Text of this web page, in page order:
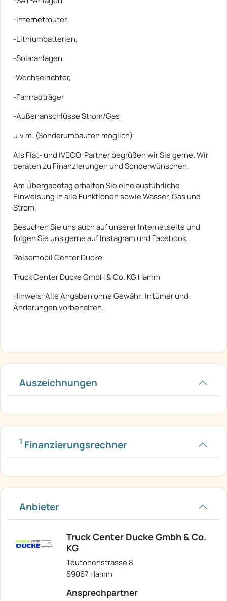
-Internetrouter,
-Lithiumbatterien,
-Solaranlagen
-Wechselrichter,
-Fahrradträger
-Außenanschlüsse Strom/Gas
u.v.m. (Sonderumbauten möglich)
Als Fiat- und IVECO-Partner begrüßen wir Sie gerne. Wir
beraten zu Finanzierungen und Sonderwünschen.
Am Übergabetag erhalten Sie eine ausführliche
Einweisung in alle Funktionen sowie Wasser, Gas und
Strom.
Besuchen Sie uns auch auf unserer Internetseite und
folgen Sie uns gerne auf Instagram und Facebook.
Reisemobil Center Ducke
Truck Center Ducke GmbH & Co. KG Hamm
Hinweis: Alle Angaben ohne Gewähr; Irrtümer und
Änderungen vorbehalten.
Auszeichnungen
1 Finanzierungsrechner
Anbieter
Truck Center Ducke Gmbh & Co.
KG
Teutonenstrasse 8
59067 Hamm
Ansprechpartner